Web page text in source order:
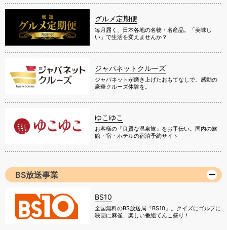
グルメ定期便
毎月届く、日本各地の名物・名産品。「美味し
い」で生活を変えませんか？
ジャパネットクルーズ
ジャパネットが磨き上げたおもてなしで、感動の
豪華クルーズ体験を。
ゆこゆこ
お客様の『良質な温泉旅』をお手伝い。国内の旅
館・宿・ホテルの宿泊予約サイト
BS放送事業
BS10
全国無料のBS放送局『BS10』。クイズにゴルフに
映画に麻雀、楽しい番組てんこ盛り！